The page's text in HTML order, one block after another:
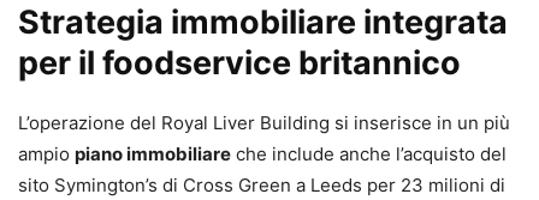
Strategia immobiliare integrata
per il foodservice britannico
L’operazione del Royal Liver Building si inserisce in un più
ampio piano immobiliare che include anche l’acquisto del
sito Symington’s di Cross Green a Leeds per 23 milioni di